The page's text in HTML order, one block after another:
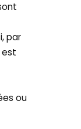
par
est
ou